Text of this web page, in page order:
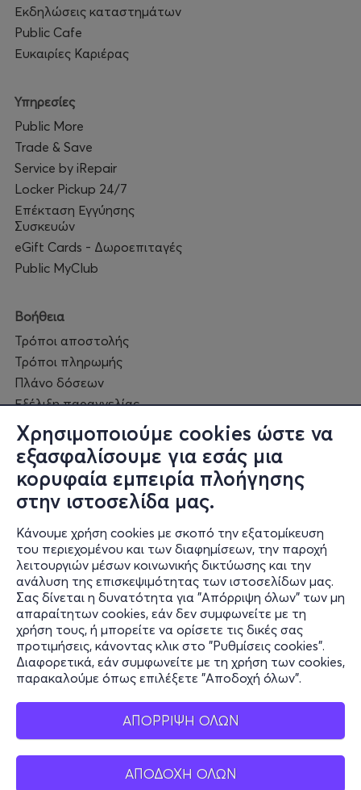
Χρησιμοποιούμε cookies ώστε να
εξασφαλίσουμε για εσάς μια
κορυφαία εμπειρία πλοήγησης
στην ιστοσελίδα μας.
Κάνουμε χρήση cookies με σκοπό την εξατομίκευση
του περιεχομένου και των διαφημίσεων, την παροχή
λειτουργιών μέσων κοινωνικής δικτύωσης και την
ανάλυση της επισκεψιμότητας των ιστοσελίδων μας.
Σας δίνεται η δυνατότητα για "Απόρριψη όλων" των μη
απαραίτητων cookies, εάν δεν συμφωνείτε με τη
χρήση τους, ή μπορείτε να ορίσετε τις δικές σας
προτιμήσεις, κάνοντας κλικ στο "Ρυθμίσεις cookies".
Διαφορετικά, εάν συμφωνείτε με τη χρήση των cookies,
παρακαλούμε όπως επιλέξετε "Αποδοχή όλων".
ΑΠΟΡΡΙΨΗ ΟΛΩΝ
ΑΠΟΔΟΧΗ ΟΛΩΝ
Εκδηλώσεις καταστημάτων
Public Cafe
Ευκαιρίες Καριέρας
Υπηρεσίες
Public More
Trade & Save
Service by iRepair
Locker Pickup 24/7
Επέκταση Εγγύησης
Συσκευών
eGift Cards - Δωροεπιταγές
Public MyClub
Βοήθεια
Τρόποι αποστολής
Τρόποι πληρωμής
Πλάνο δόσεων
Εξέλιξη παραγγελίας
Πορεία επισκευής
Συχνές ερωτήσεις και
επικοινωνία
Ο online κόσμος μας
Public GR
Public CY
Publicbusiness.gr
Public + home
Book Friends
Public Blog
Η Spotify Λίστα μας